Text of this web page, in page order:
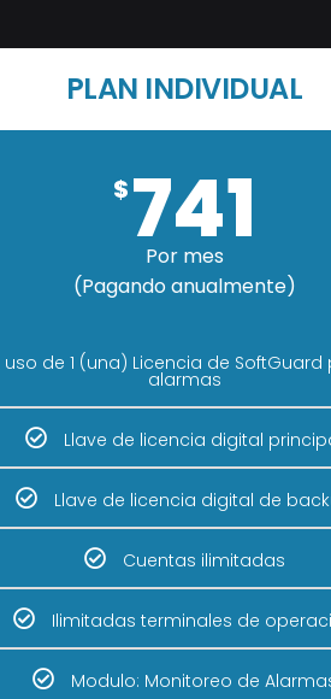
PLAN INDIVIDUAL
$741
Por mes
(Pagando anualmente)
de 1 (una) Licencia de
alarmas
Llave de licencia digital
Llave de licencia digital de
Cuentas ilimitadas
Ilimitadas terminales de
Modulo: Monitoreo de